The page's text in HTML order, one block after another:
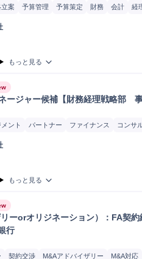
案 予算管理 予算策定 財務 会計 経
もっと見る
ージャー候補【財務経理戦略部　事
ント パートナー ファイナンス コンサ
もっと見る
ーorオリジネーション）：FA契
行
契約交渉 M&Aアドバイザリー M&A対応